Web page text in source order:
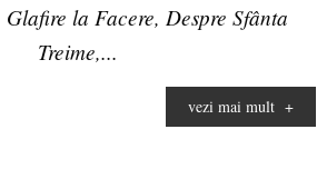
Glafire la Facere, Despre Sfânta
Treime,...
vezi mai mult +